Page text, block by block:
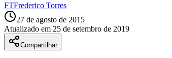
FTFrederico Torres
27 de agosto de 2015
Atualizado em 25 de setembro de 2019
Compartilhar